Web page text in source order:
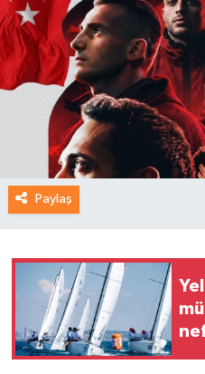
Paylaş
SPOR